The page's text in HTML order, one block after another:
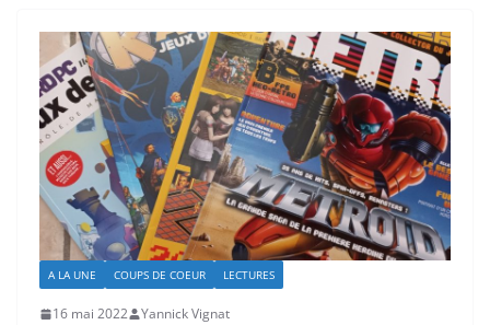
A LA UNE COUPS DE COEUR LECTURES
16 mai 2022 Yannick Vignat